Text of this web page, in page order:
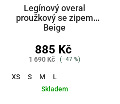
Legínový overal
proužkový se zipem
Beige
885 Kč
1 690 Kč (–47 %)
XS S M
L
Skladem